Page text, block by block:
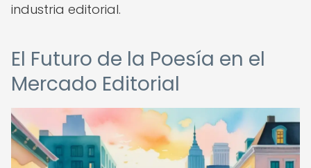
industria editorial.
El Futuro de la Poesía en el
Mercado Editorial